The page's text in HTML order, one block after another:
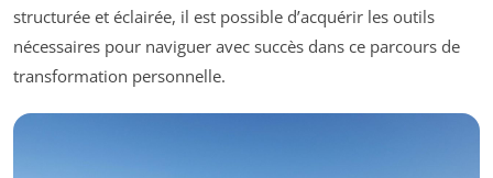
structurée et éclairée, il est possible d’acquérir les outils
nécessaires pour naviguer avec succès dans ce parcours de
transformation personnelle.